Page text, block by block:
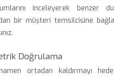
inceleyerek benzer
bir müşteri temsilcisine
Doğrulama
ortadan kaldırmayı